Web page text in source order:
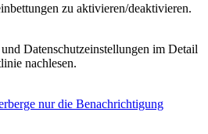
zu aktivieren/deaktivieren.
Datenschutzeinstellungen im Detail
nachlesen.
nur die Benachrichtigung